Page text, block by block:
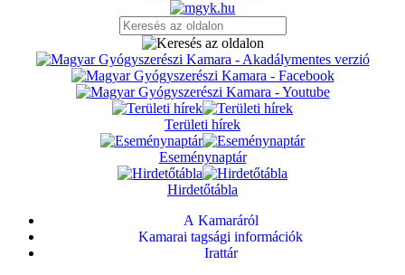
Területi hírek
Eseménynaptár
Hirdetőtábla
A Kamaráról
Kamarai tagsági információk
Irattár